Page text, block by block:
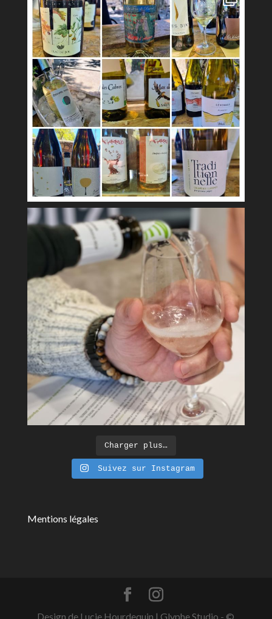
Charger plus…
Suivez sur Instagram
Mentions légales
Design de Lucie Hourdequin | Glyphe Studio - ©